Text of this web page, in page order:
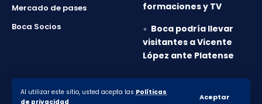
Al utilizar este sitio, usted acepta las Políticas
de privacidad
Aceptar
Mercado de pases
Boca Socios
formaciones y TV
Boca podría llevar
visitantes a Vicente
López ante Platense
© 2010-2026 Lanumero12.com.ar - Todos los derechos